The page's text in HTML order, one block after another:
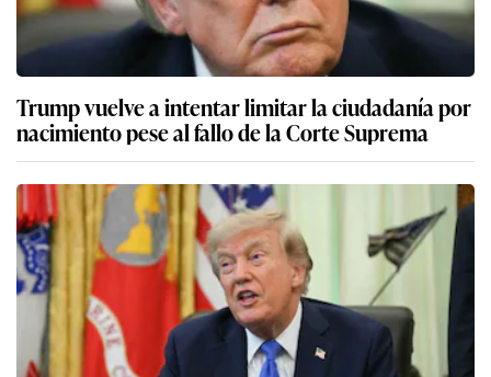
Trump vuelve a intentar limitar la ciudadanía por
nacimiento pese al fallo de la Corte Suprema